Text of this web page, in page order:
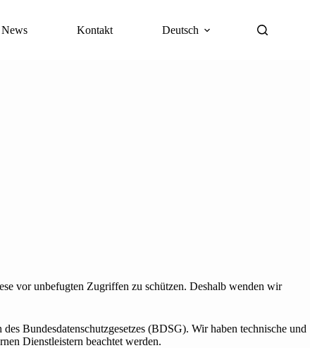
News Kontakt Deutsch
vor unbefugten Zugriffen zu schützen. Deshalb wenden wir
Bundesdatenschutzgesetzes (BDSG). Wir haben technische und
Dienstleistern beachtet werden.